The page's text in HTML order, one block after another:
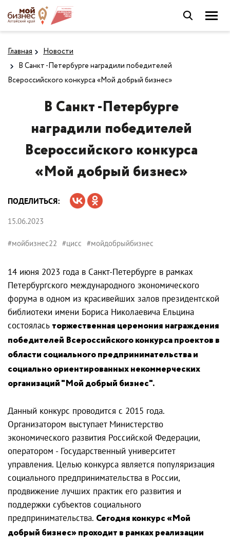
Главная
Новости
В Санкт -Петербурге наградили победителей
Всероссийского конкурса «Мой добрый бизнес»
В Санкт -Петербурге
наградили победителей
Всероссийского конкурса
«Мой добрый бизнес»
ПОДЕЛИТЬСЯ:
15.06.2023
#мойбизнес22 #цисс #мойдобрыйбизнес
14 июня 2023 года в Санкт-Петербурге в рамках
Петербургского международного экономического
форума в одном из красивейших залов президентской
библиотеки имени Бориса Николаевича Ельцина
состоялась торжественная церемония награждения
победителей Всероссийского конкурса проектов в
области социального предпринимательства и
социально ориентированных некоммерческих
организаций "Мой добрый бизнес".
Данный конкурс проводится с 2015 года.
Организатором выступает Министерство
экономического развития Российской Федерации,
оператором - Государственный университет
управления. Целью конкурса является популяризация
социального предпринимательства в России,
продвижение лучших практик его развития и
поддержки субъектов социального
предпринимательства. Сегодня конкурс «Мой
добрый бизнес» проходит в рамках реализации